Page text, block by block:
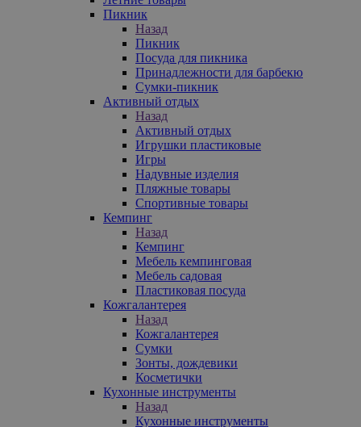
Пикник
Назад
Пикник
Посуда для пикника
Принадлежности для барбекю
Сумки-пикник
Активный отдых
Назад
Активный отдых
Игрушки пластиковые
Игры
Надувные изделия
Пляжные товары
Спортивные товары
Кемпинг
Назад
Кемпинг
Мебель кемпинговая
Мебель садовая
Пластиковая посуда
Кожгалантерея
Назад
Кожгалантерея
Сумки
Зонты, дождевики
Косметички
Кухонные инструменты
Назад
Кухонные инструменты